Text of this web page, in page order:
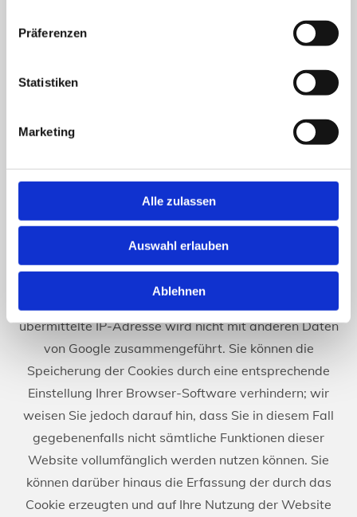
Präferenzen
Statistiken
Marketing
Alle zulassen
Auswahl erlauben
Ablehnen
Mitgliedstaaten der Europäischen Union oder in
Europäischen Wirtschaftsraum zuvor gekürzt. Nur in
Server von Google in den USA übertragen und dort
gekürzt. Im Auftrag des Betreibers dieser Website
wird Google diese Informationen benutzen, um Ihre
übermittelte IP-Adresse wird nicht mit anderen Daten
von Google zusammengeführt. Sie können die
Speicherung der Cookies durch eine entsprechende
Einstellung Ihrer Browser-Software verhindern; wir
weisen Sie jedoch darauf hin, dass Sie in diesem Fall
gegebenenfalls nicht sämtliche Funktionen dieser
Website vollumfänglich werden nutzen können. Sie
können darüber hinaus die Erfassung der durch das
Cookie erzeugten und auf Ihre Nutzung der Website